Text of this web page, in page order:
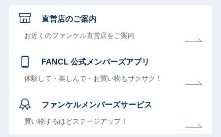
直営店のご案内
お近くのファンケル直営店をご案内
FANCL 公式メンバーズアプリ
体験して・楽しんで・お買い物もサクサク！
ファンケルメンバーズサービス
買い物するほどステージアップ！